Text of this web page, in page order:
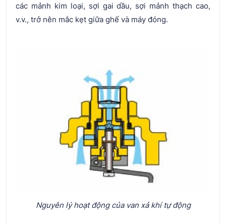
các mảnh kim loại, sợi gai dầu, sợi mảnh thạch cao,
v.v., trở nên mắc kẹt giữa ghế và máy đóng.
Nguyên lý hoạt động của van xả khí tự động